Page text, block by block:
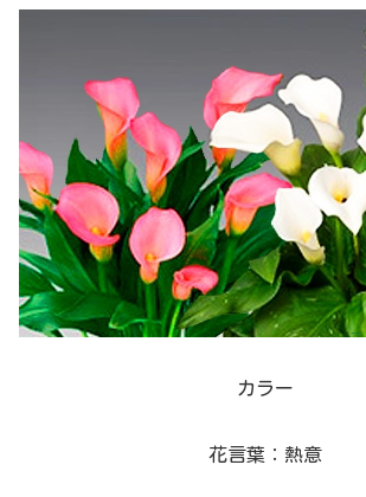
カラー
花言葉：熱意